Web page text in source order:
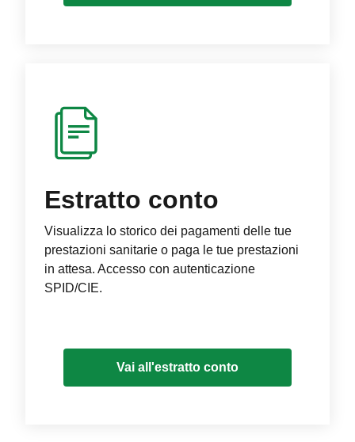
Estratto conto
Visualizza lo storico dei pagamenti delle tue
prestazioni sanitarie o paga le tue prestazioni
in attesa. Accesso con autenticazione
SPID/CIE.
Vai all'estratto conto